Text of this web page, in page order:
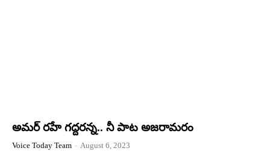
అమర్ రహే గద్దరన్న.. నీ పాట అజరామరం
Voice Today Team - August 6, 2023